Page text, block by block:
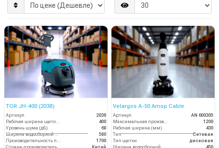
TOR JH-400 (2038)
Артикул
2038
400
Уровень шума (дБ)
60
Ширина водосборной рейки
580
1700
Страна-производитель
Китай
Velargos A-50 Amop Cable
Артикул
AN 600305
1200
Рабочая ширина (мм)
430
Тип
Сетевая
Тип щетки
дисковая
450